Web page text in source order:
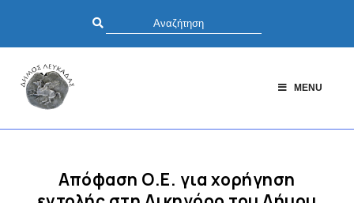
MENU
Απόφαση Ο.Ε. για xορήγηση